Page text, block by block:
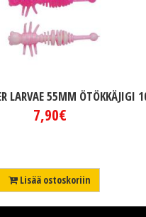
LARVAE 55MM ÖTÖKKÄJIGI
7,90€
Lisää ostoskoriin